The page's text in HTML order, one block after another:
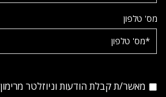
מס' טלפון
מאשר/ת קבלת הודעות וניוזלטר מרימון